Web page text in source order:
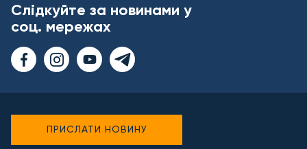
Слідкуйте за новинами у
соц. мережах
ПРИСЛАТИ НОВИНУ